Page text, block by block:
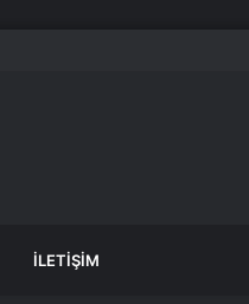
İLETIŞIM